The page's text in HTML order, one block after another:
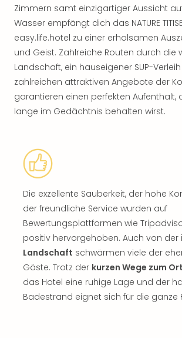
Zimmern samt einzigartiger Aussicht
Wasser empfängt dich das NATURE
easy.life.hotel zu einer erholsamen
und Geist. Zahlreiche Routen durch die
Landschaft, ein hauseigener SUP-
zahlreichen attraktiven Angebote der
garantieren einen perfekten Aufenthalt,
lange im Gedächtnis behalten wirst.
Die exzellente Sauberkeit, der hohe
der freundliche Service wurden auf
Bewertungsplattformen wie
positiv hervorgehoben. Auch von der
Landschaft schwärmen viele der
Gäste. Trotz der kurzen Wege zum
das Hotel eine ruhige Lage und der
Badestrand eignet sich für die ganze